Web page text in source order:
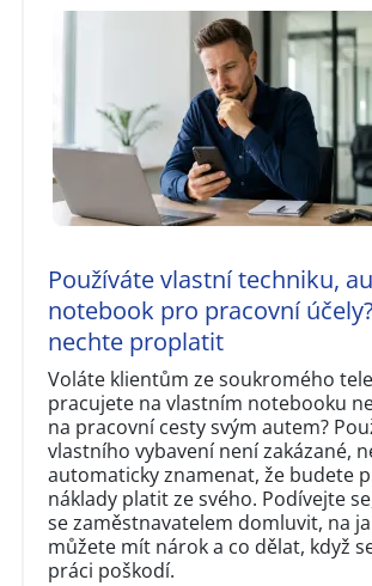
Používáte vlastní techniku,
notebook pro pracovní
nechte proplatit
Voláte klientům ze soukromého
pracujete na vlastním notebooku
na pracovní cesty svým autem?
vlastního vybavení není zakázané,
automaticky znamenat, že budete
náklady platit ze svého. Podívejte
se zaměstnavatelem domluvit, na
můžete mít nárok a co dělat, když
práci poškodí.